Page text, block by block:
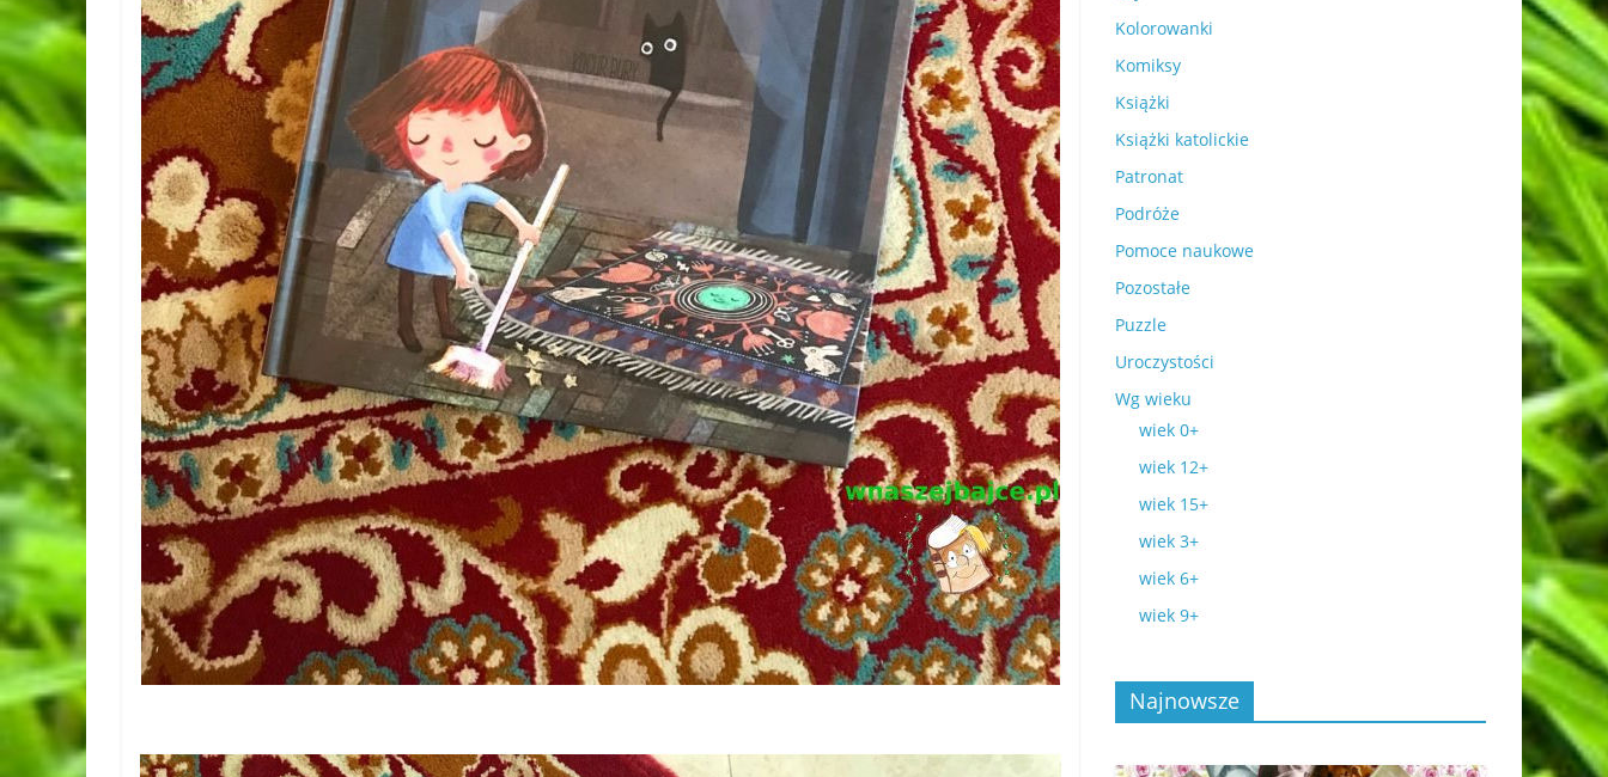
Kolorowanki
Komiksy
Książki
Książki katolickie
Patronat
Podróże
Pomoce naukowe
Pozostałe
Puzzle
Uroczystości
Wg wieku
wiek 0+
wiek 12+
wiek 15+
wiek 3+
wiek 6+
wiek 9+
Najnowsze